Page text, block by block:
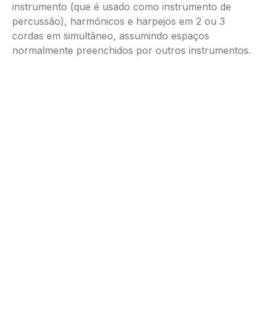
instrumento (que é usado como instrumento de
percussão), harmónicos e harpejos em 2 ou 3
cordas em simultâneo, assumindo espaços
normalmente preenchidos por outros instrumentos.